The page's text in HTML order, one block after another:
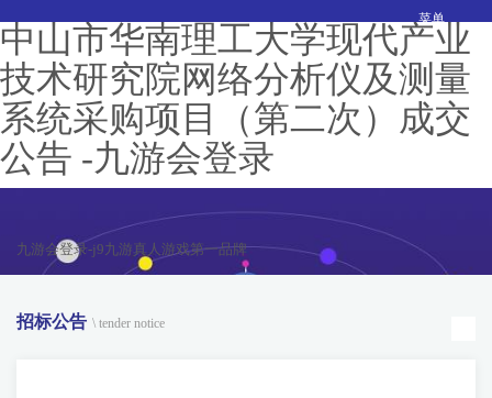
中山市华南理工大学现代产业
技术研究院网络分析仪及测量
系统采购项目（第二次）成交
公告 -九游会登录
九游会登录-j9九游真人游戏第一品牌
菜单
招标公告 \ tender notice